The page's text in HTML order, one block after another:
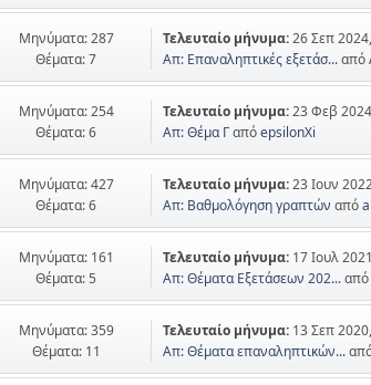
Μηνύματα: 287
Θέματα: 7
Τελευταίο μήνυμα:26 Σεπ
Απ: Επαναληπτικές εξετάσ...από
Μηνύματα: 254
Θέματα: 6
Τελευταίο μήνυμα:23 Φεβ
Απ: Θέμα ΓαπόepsilonXi
Μηνύματα: 427
Θέματα: 6
Τελευταίο μήνυμα:23 Ιουν
Απ: Βαθμολόγηση γραπτών από
Μηνύματα: 161
Θέματα: 5
Τελευταίο μήνυμα: 17 Ιουλ
Απ: Θέματα Εξετάσεων 202...από
Μηνύματα: 359
Θέματα: 11
Τελευταίο μήνυμα: 13 Σεπ
Απ: Θέματα επαναληπτικών...